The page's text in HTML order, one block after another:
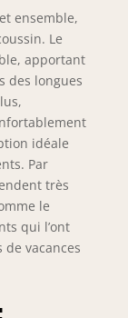
bords
cette
à
plus
le
de
0,8
ensemble,
Le
apportant
des longues
idéale
Par
très
le
qui l’ont
de vacances